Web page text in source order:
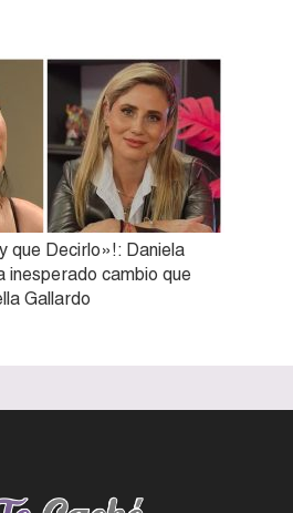
que Decirlo»!: Daniela
inesperado cambio que
Gallardo